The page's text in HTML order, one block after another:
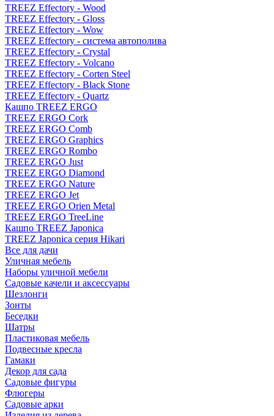
TREEZ Effectory - Wood
TREEZ Effectory - Gloss
TREEZ Effectory - Wow
TREEZ Effectory - система автополива
TREEZ Effectory - Crystal
TREEZ Effectory - Volcano
TREEZ Effectory - Corten Steel
TREEZ Effectory - Black Stone
TREEZ Effectory - Quartz
Кашпо TREEZ ERGO
TREEZ ERGO Cork
TREEZ ERGO Comb
TREEZ ERGO Graphics
TREEZ ERGO Rombo
TREEZ ERGO Just
TREEZ ERGO Diamond
TREEZ ERGO Nature
TREEZ ERGO Jet
TREEZ ERGO Orien Metal
TREEZ ERGO TreeLine
Кашпо TREEZ Japonica
TREEZ Japonica серия Hikari
Все для дачи
Уличная мебель
Наборы уличной мебели
Садовые качели и аксессуары
Шезлонги
Зонты
Беседки
Шатры
Пластиковая мебель
Подвесные кресла
Гамаки
Декор для сада
Садовые фигуры
Флюгеры
Садовые арки